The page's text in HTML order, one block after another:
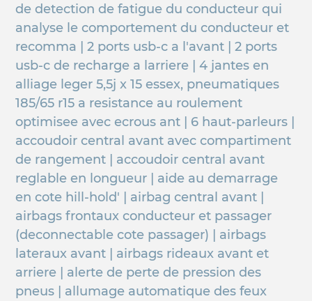
de detection de fatigue du conducteur qui
analyse le comportement du conducteur et
recomma | 2 ports usb-c a l'avant | 2 ports
usb-c de recharge a larriere | 4 jantes en
alliage leger 5,5j x 15 essex, pneumatiques
185/65 r15 a resistance au roulement
optimisee avec ecrous ant | 6 haut-parleurs |
accoudoir central avant avec compartiment
de rangement | accoudoir central avant
reglable en longueur | aide au demarrage
en cote hill-hold' | airbag central avant |
airbags frontaux conducteur et passager
(deconnectable cote passager) | airbags
lateraux avant | airbags rideaux avant et
arriere | alerte de perte de pression des
pneus | allumage automatique des feux